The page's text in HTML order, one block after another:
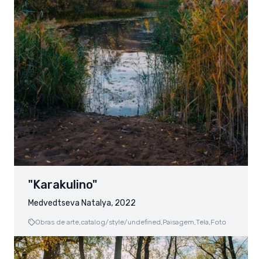
"Karakulino"
Medvedtseva Natalya, 2022
Obras de arte,catalog/style/undefined,Paisagem,Tela,Foto